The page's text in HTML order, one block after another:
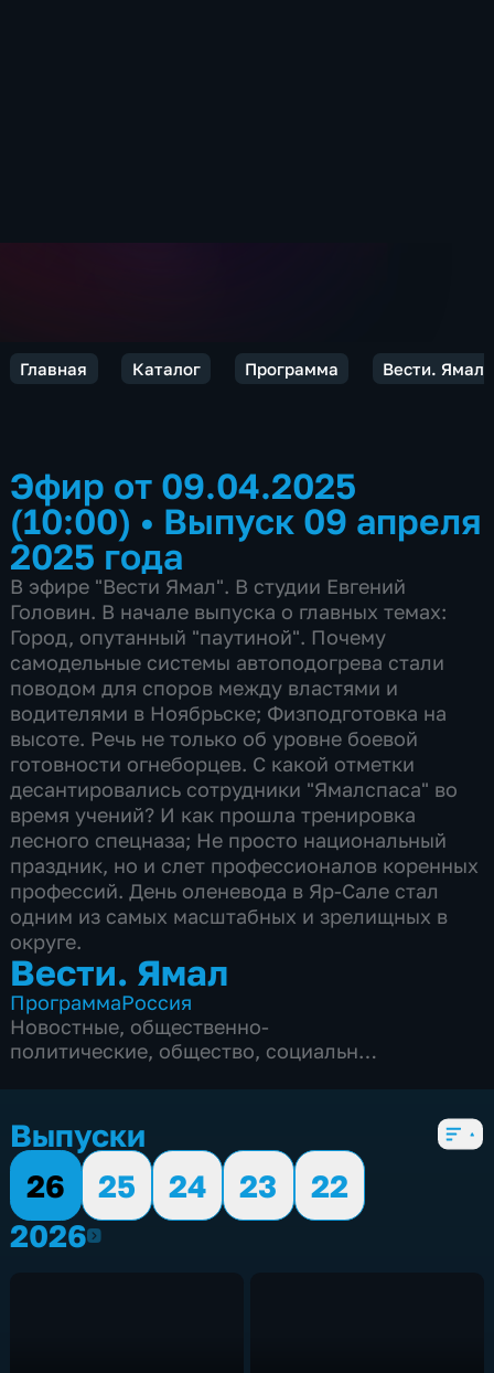
Главная Каталог Программа Вести. Ямал
Эфир от 09.04.2025
(10:00) • Выпуск 09 апреля
2025 года
В эфире "Вести Ямал". В студии Евгений
Головин. В начале выпуска о главных темах:
Город, опутанный "паутиной". Почему
самодельные системы автоподогрева стали
поводом для споров между властями и
водителями в Ноябрьске; Физподготовка на
высоте. Речь не только об уровне боевой
готовности огнеборцев. С какой отметки
десантировались сотрудники "Ямалспаса" во
время учений? И как прошла тренировка
лесного спецназа; Не просто национальный
праздник, но и слет профессионалов коренных
профессий. День оленевода в Яр-Сале стал
одним из самых масштабных и зрелищных в
округе.
Вести. Ямал
ПрограммаРоссия
Новостные, общественно-
политические, общество, социально-
Выпуски
26
25 24 23
22
20262026